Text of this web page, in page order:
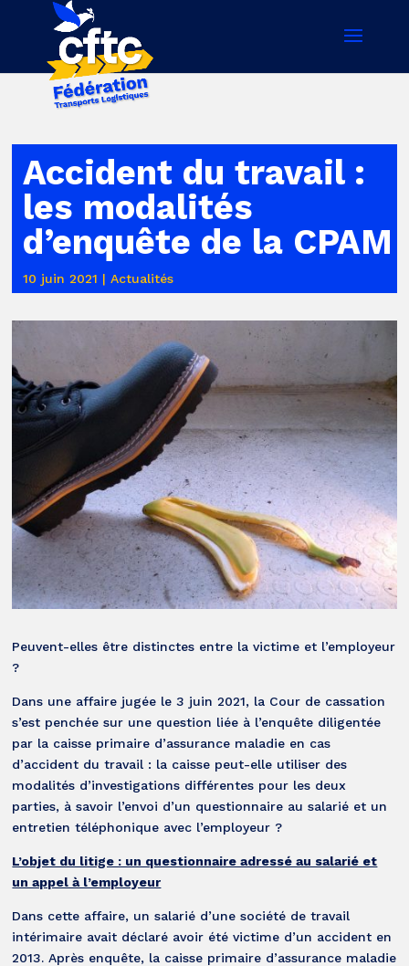
Accident du travail :
les modalités
d’enquête de la CPAM
10 juin 2021 |Actualités
Peuvent-elles être distinctes entre la victime et l’employeur
?
Dans une affaire jugée le 3 juin 2021, la Cour de cassation
s’est penchée sur une question liée à l’enquête diligentée
par la caisse primaire d’assurance maladie en cas
d’accident du travail : la caisse peut-elle utiliser des
modalités d’investigations différentes pour les deux
parties, à savoir l’envoi d’un questionnaire au salarié et un
entretien téléphonique avec l’employeur ?
L’objet du litige : un questionnaire adressé au salarié et
un appel à l’employeur
Dans cette affaire, un salarié d’une société de travail
intérimaire avait déclaré avoir été victime d’un accident en
2013. Après enquête, la caisse primaire d’assurance maladie